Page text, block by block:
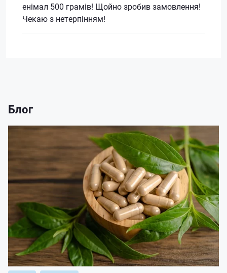
енімал 500 грамів! Щойно зробив замовлення!
Чекаю з нетерпінням!
Блог